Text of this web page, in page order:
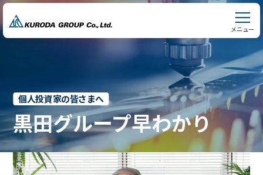
メニュー
個人投資家の皆さまへ
黒田グループ早わかり